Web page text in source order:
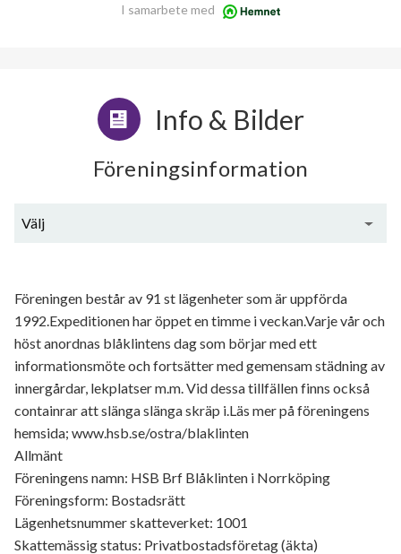
I samarbete med
Info & Bilder
Föreningsinformation
Välj
Föreningen består av 91 st lägenheter som är uppförda
1992.Expeditionen har öppet en timme i veckan.Varje vår och
höst anordnas blåklintens dag som börjar med ett
informationsmöte och fortsätter med gemensam städning av
innergårdar, lekplatser m.m. Vid dessa tillfällen finns också
containrar att slänga slänga skräp i.Läs mer på föreningens
hemsida; www.hsb.se/ostra/blaklinten
Allmänt
Föreningens namn: HSB Brf Blåklinten i Norrköping
Föreningsform: Bostadsrätt
Lägenhetsnummer skatteverket: 1001
Skattemässig status: Privatbostadsföretag (äkta)